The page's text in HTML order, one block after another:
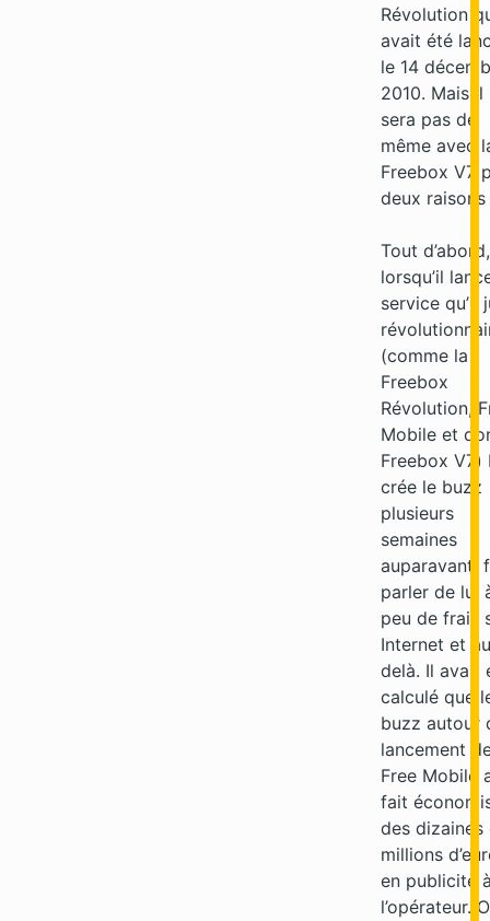
Révolution
avait été
le 14
2010. Mais il
sera pas de
même avec
Freebox V7
deux raisons
Tout d’abord,
lorsqu’il
service qu’il
(comme la
Freebox
Révolution,
Mobile et
Freebox V7)
crée le buzz
plusieurs
semaines
auparavant,
parler de lui
peu de frais
Internet et au
delà. Il avait
calculé que
buzz autour
lancement
Free Mobile
fait
des dizaines
millions
en publicité
l’opérateur.